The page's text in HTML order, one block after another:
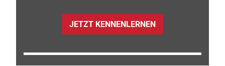
JETZT KENNENLERNEN